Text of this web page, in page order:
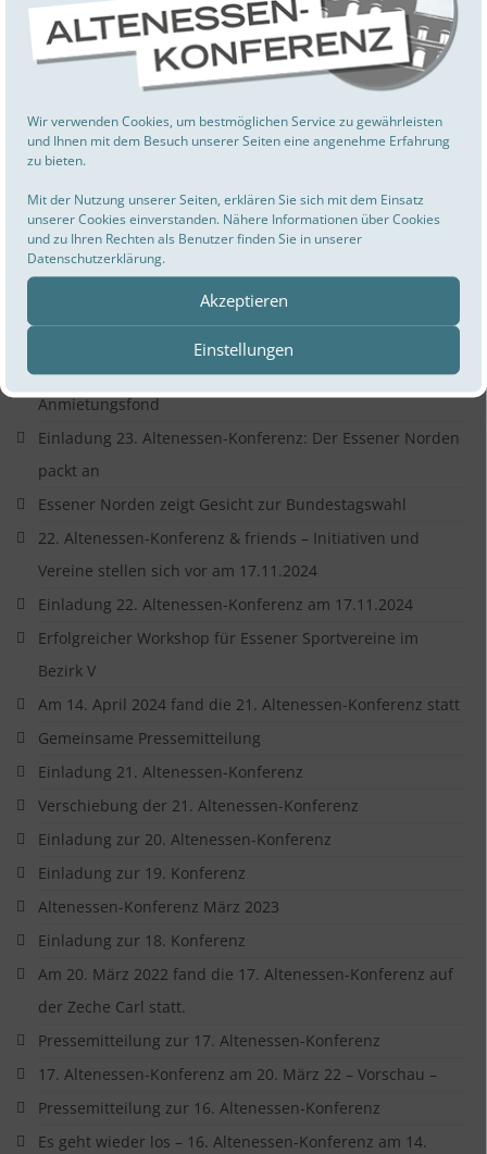
Wir verwenden Cookies, um bestmöglichen Service zu gewährleisten
und Ihnen mit dem Besuch unserer Seiten eine angenehme Erfahrung
zu bieten.
Mit der Nutzung unserer Seiten, erklären Sie sich mit dem Einsatz
unserer Cookies einverstanden. Nähere Informationen über Cookies
und zu Ihren Rechten als Benutzer finden Sie in unserer
Datenschutzerklärung.
Akzeptieren
Einstellungen
Leere Pröse-Immobilie wird zum Drehort
Wochenmarkt in Vogelheim
Zusammenleben
A!Festival am 23.05.2025 von 10 Uhr bis 18 Uhr auf Zeche
Carl
Ausstellungseröffnung und Ideen-Aufruf für
Ladenprojekte in Altenessen
Erfolgreiches Netzwerktreffen Sport
23. Altenessen-Konferenz am 16. März 2025
Kontaktdaten Verfügungsfond Pack an und
Anmietungsfond
Einladung 23. Altenessen-Konferenz: Der Essener Norden
packt an
Essener Norden zeigt Gesicht zur Bundestagswahl
22. Altenessen-Konferenz & friends – Initiativen und
Vereine stellen sich vor am 17.11.2024
Einladung 22. Altenessen-Konferenz am 17.11.2024
Erfolgreicher Workshop für Essener Sportvereine im
Bezirk V
Am 14. April 2024 fand die 21. Altenessen-Konferenz statt
Gemeinsame Pressemitteilung
Einladung 21. Altenessen-Konferenz
Verschiebung der 21. Altenessen-Konferenz
Einladung zur 20. Altenessen-Konferenz
Einladung zur 19. Konferenz
Altenessen-Konferenz März 2023
Einladung zur 18. Konferenz
Am 20. März 2022 fand die 17. Altenessen-Konferenz auf
der Zeche Carl statt.
Pressemitteilung zur 17. Altenessen-Konferenz
17. Altenessen-Konferenz am 20. März 22 – Vorschau –
Pressemitteilung zur 16. Altenessen-Konferenz
Es geht wieder los – 16. Altenessen-Konferenz am 14.